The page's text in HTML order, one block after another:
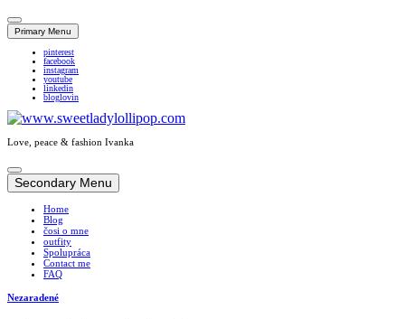
Primary Menu
pinterest
facebook
instagram
youtube
linkedin
bloglovin
Love, peace & fashion Ivanka
Skip
to
content
Secondary Menu
Home
Blog
čosi o mne
outfity
Spolupráca
Contact me
FAQ
Nezaradené